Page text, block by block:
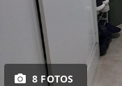
8 FOTOS